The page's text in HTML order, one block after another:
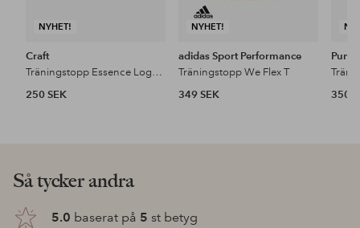
NYHET!
Craft
Träningstopp Essence Logo Tee 2 M
250 SEK
NYHET!
adidas Sport Performance
Träningstopp We Flex T
349 SEK
Puma
350
Så tycker andra
5.0 baserat på 5 st betyg